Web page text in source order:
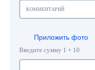
Приложить фото
Введите сумму 1 + 10